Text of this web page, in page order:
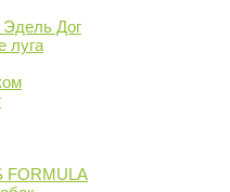
Дог
луга
FORMULA